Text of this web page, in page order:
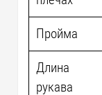
Пройма
Длина
рукава